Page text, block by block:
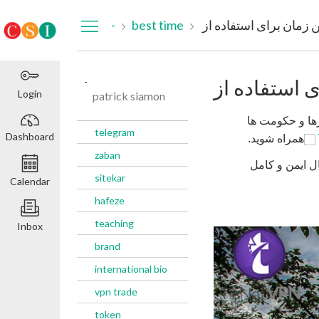
Login
Dashboard
Calendar
Inbox
- best time
-
patrick siamon
telegram
zaban
sitekar
hafeze
teaching
brand
international bio
vpn trade
token
و حکومت ها
Links
an
همراه شوید.
ایمن و کامل